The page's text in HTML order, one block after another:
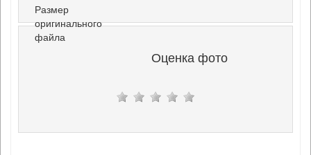
Размер
оригинального
файла
Оценка фото